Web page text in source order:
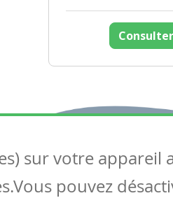
Consulter
Suivez-nous
Contactez-nous
sur votre appareil
pouvez